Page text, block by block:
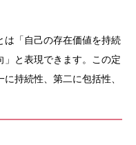
は「自己の存在価値を持続
」と表現できます。この定
持続性、第二に包括性、